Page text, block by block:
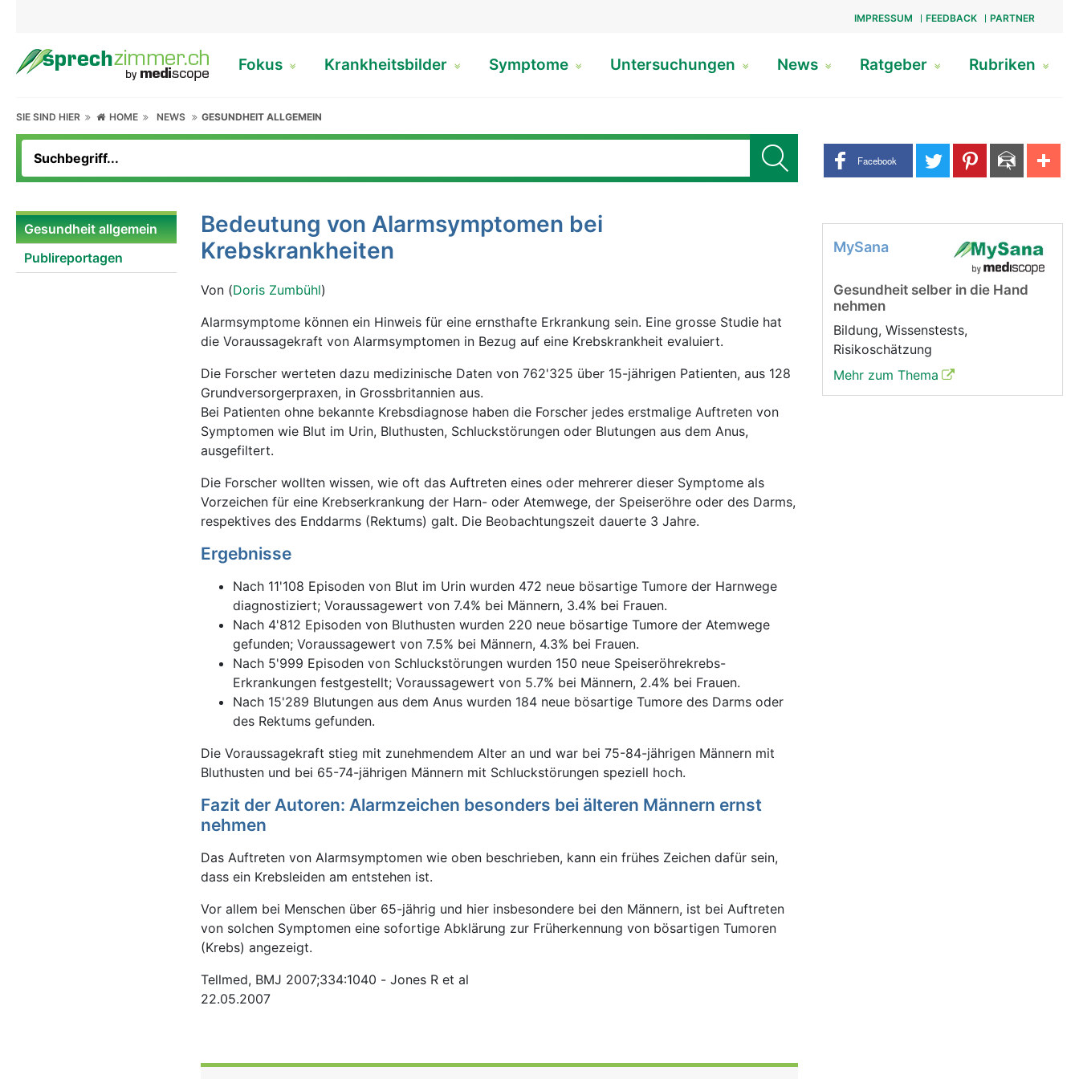
IMPRESSUM FEEDBACK PARTNER
Fokus Krankheitsbilder Symptome Untersuchungen News Ratgeber Rubriken
SIE SIND HIER HOME NEWS GESUNDHEIT ALLGEMEIN
Share buttons
Facebook
Gesundheit allgemein
Publireportagen
Bedeutung von Alarmsymptomen bei
Krebskrankheiten
Von (Doris Zumbühl)
Alarmsymptome können ein Hinweis für eine ernsthafte Erkrankung sein. Eine grosse Studie hat
die Voraussagekraft von Alarmsymptomen in Bezug auf eine Krebskrankheit evaluiert.
Die Forscher werteten dazu medizinische Daten von 762'325 über 15-jährigen Patienten, aus 128
Grundversorgerpraxen, in Grossbritannien aus.
Bei Patienten ohne bekannte Krebsdiagnose haben die Forscher jedes erstmalige Auftreten von
Symptomen wie Blut im Urin, Bluthusten, Schluckstörungen oder Blutungen aus dem Anus,
ausgefiltert.
Die Forscher wollten wissen, wie oft das Auftreten eines oder mehrerer dieser Symptome als
Vorzeichen für eine Krebserkrankung der Harn- oder Atemwege, der Speiseröhre oder des Darms,
respektives des Enddarms (Rektums) galt. Die Beobachtungszeit dauerte 3 Jahre.
Ergebnisse
Nach 11'108 Episoden von Blut im Urin wurden 472 neue bösartige Tumore der Harnwege
diagnostiziert; Voraussagewert von 7.4% bei Männern, 3.4% bei Frauen.
Nach 4'812 Episoden von Bluthusten wurden 220 neue bösartige Tumore der Atemwege
gefunden; Voraussagewert von 7.5% bei Männern, 4.3% bei Frauen.
Nach 5'999 Episoden von Schluckstörungen wurden 150 neue Speiseröhrekrebs-
Erkrankungen festgestellt; Voraussagewert von 5.7% bei Männern, 2.4% bei Frauen.
Nach 15'289 Blutungen aus dem Anus wurden 184 neue bösartige Tumore des Darms oder
des Rektums gefunden.
Die Voraussagekraft stieg mit zunehmendem Alter an und war bei 75-84-jährigen Männern mit
Bluthusten und bei 65-74-jährigen Männern mit Schluckstörungen speziell hoch.
Fazit der Autoren: Alarmzeichen besonders bei älteren Männern ernst
nehmen
Das Auftreten von Alarmsymptomen wie oben beschrieben, kann ein frühes Zeichen dafür sein,
dass ein Krebsleiden am entstehen ist.
Vor allem bei Menschen über 65-jährig und hier insbesondere bei den Männern, ist bei Auftreten
von solchen Symptomen eine sofortige Abklärung zur Früherkennung von bösartigen Tumoren
(Krebs) angezeigt.
Tellmed, BMJ 2007;334:1040 - Jones R et al
22.05.2007
MySana
Gesundheit selber in die Hand
nehmen
Bildung, Wissenstests,
Risikoschätzung
Mehr zum Thema